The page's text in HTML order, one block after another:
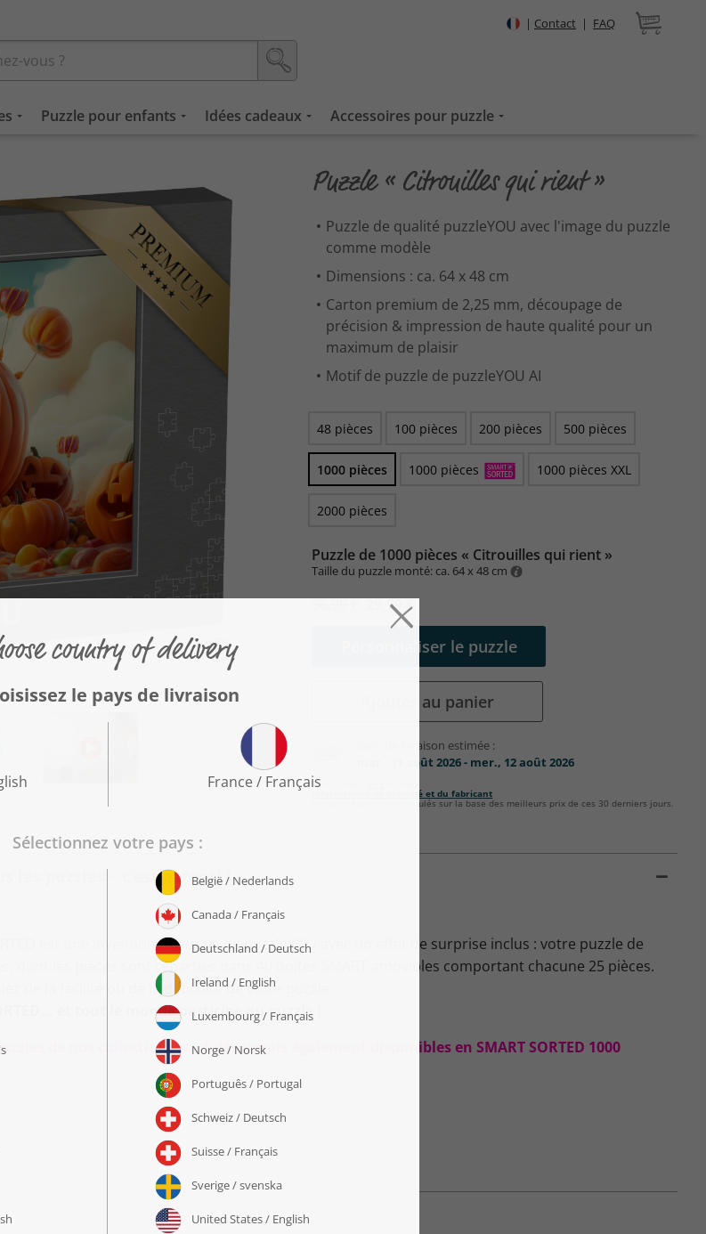
| Contact | FAQ
Puzzle pour enfants Idées cadeaux Accessoires pour puzzle
Puzzle « Citrouilles qui rient »
Puzzle de qualité puzzleYOU avec l'image du puzzle
comme modèle
Dimensions : ca. 64 x 48 cm
Carton premium de 2,25 mm, découpage de
précision & impression de haute qualité pour un
maximum de plaisir
Motif de puzzle de puzzleYOU AI
Date de livraison estimée :
mar., 11 août 2026 - mer., 12 août 2026
48 pièces 100 pièces 200 pièces 500 pièces
1000 pièces 1000 pièces 1000 pièces XXL
2000 pièces
Puzzle de 1000 pièces « Citrouilles qui rient »
Taille du puzzle monté: ca. 64 x 48 cm
36,99 € 29,99 €
Personnaliser le puzzle
Ajouter au panier
TVA incluse,
Informations de sécurité et du fabricant
Les prix réduits sont calculés sur la base des meilleurs prix de ces 30 derniers jours.
les puzzles – c’est garanti !
est une invention exclusive de puzzleYOU avec un effet de surprise inclus : votre puzzle de
dont les pièces sont réparties dans 40 boîtes SMART amovibles comportant chacune 25 pièces.
de la facilité ou de la difficulté de votre puzzle.
et tout le monde participe au puzzle !
de nos collections sont désormais également disponibles en SMART SORTED 1000